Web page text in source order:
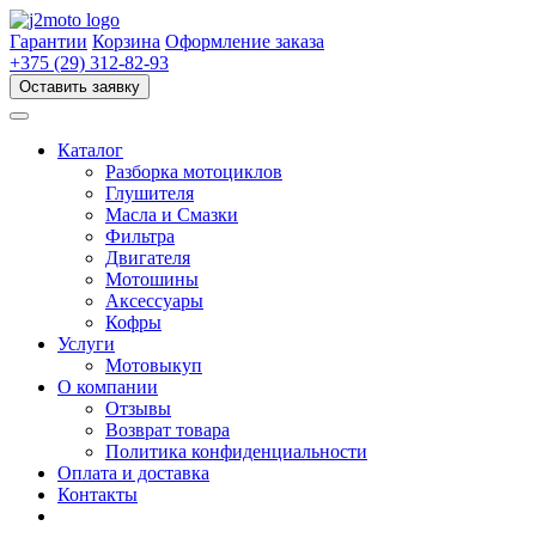
Перейти
к
содержимому
Гарантии Корзина Оформление заказа
+375 (29) 312-82-93
Оставить заявку
Каталог
Разборка мотоциклов
Глушителя
Масла и Смазки
Фильтра
Двигателя
Мотошины
Аксессуары
Кофры
Услуги
Мотовыкуп
О компании
Отзывы
Возврат товара
Политика конфиденциальности
Оплата и доставка
Контакты